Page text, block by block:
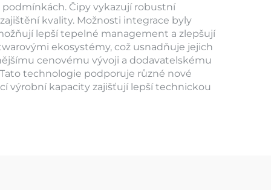
Čipy vykazují robustní
kvality. Možnosti integrace byly
lepší tepelné management a zlepšují
ekosystémy, což usnadňuje jejich
cenovému vývoji a dodavatelskému
technologie podporuje různé nové
výrobní kapacity zajišťují lepší technickou